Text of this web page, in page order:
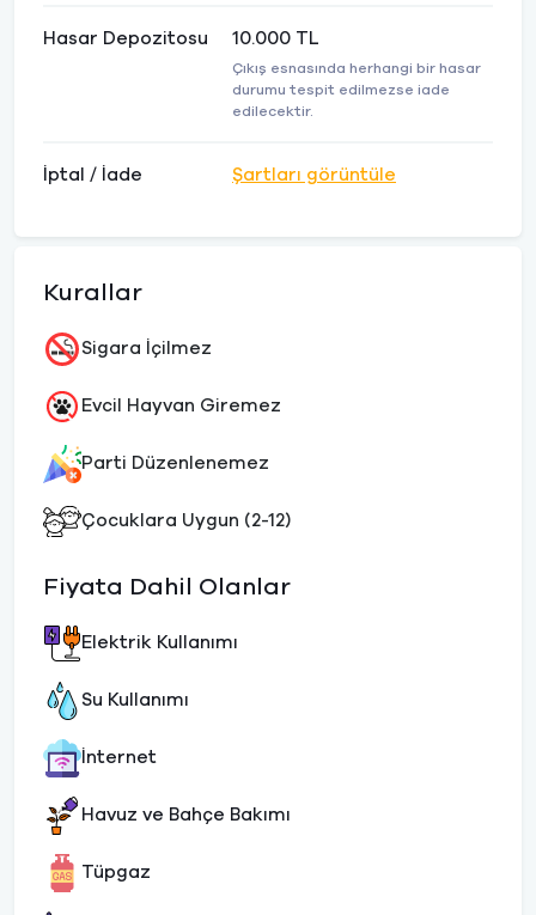
Hasar Depozitosu 10.000 TL
Çıkış esnasında herhangi bir hasar
durumu tespit edilmezse iade
edilecektir.
İptal / İade Şartları görüntüle
Kurallar
Sigara İçilmez
Evcil Hayvan Giremez
Parti Düzenlenemez
Çocuklara Uygun (2-12)
Fiyata Dahil Olanlar
Elektrik Kullanımı
Su Kullanımı
İnternet
Havuz ve Bahçe Bakımı
Tüpgaz